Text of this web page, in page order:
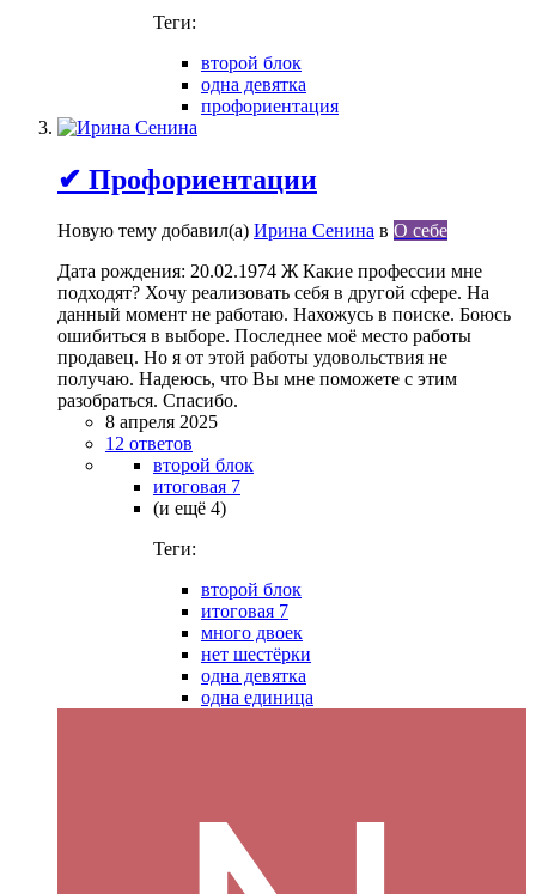
Теги:
второй блок
одна девятка
профориентация
✔ Профориентации
Новую тему добавил(а) Ирина Сенина в О себе
Дата рождения: 20.02.1974 Ж Какие профессии мне
подходят? Хочу реализовать себя в другой сфере. На
данный момент не работаю. Нахожусь в поиске. Боюсь
ошибиться в выборе. Последнее моё место работы
продавец. Но я от этой работы удовольствия не
получаю. Надеюсь, что Вы мне поможете с этим
разобраться. Спасибо.
8 апреля 2025
12 ответов
второй блок
итоговая 7
(и ещё 4)
Теги:
второй блок
итоговая 7
много двоек
нет шестёрки
одна девятка
одна единица